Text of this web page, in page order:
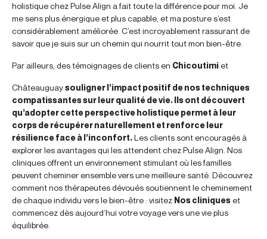
holistique chez Pulse Align a fait toute la différence pour moi. Je
me sens plus énergique et plus capable, et ma posture s’est
considérablement améliorée. C’est incroyablement rassurant de
savoir que je suis sur un chemin qui nourrit tout mon bien-être.
Par ailleurs, des témoignages de clients en Chicoutimiet
Châteauguaysouligner l’impact positif de nos techniques
compatissantes sur leur qualité de vie. Ils ont découvert
qu’adopter cette perspective holistique permet à leur
corps de récupérer naturellement et renforce leur
résilience face à l’inconfort.Les clients sont encouragés à
explorer les avantages qui les attendent chez Pulse Align. Nos
cliniques offrent un environnement stimulant où les familles
peuvent cheminer ensemble vers une meilleure santé. Découvrez
comment nos thérapeutes dévoués soutiennent le cheminement
de chaque individu vers le bien-être : visitez Nos cliniqueset
commencez dès aujourd’hui votre voyage vers une vie plus
équilibrée.